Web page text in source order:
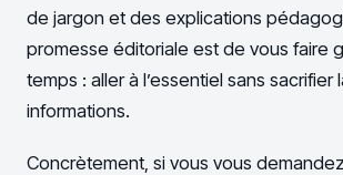
de jargon et des explications
promesse éditoriale est de vous faire
temps : aller à l’essentiel sans sacrifier
informations.
Concrètement, si vous vous